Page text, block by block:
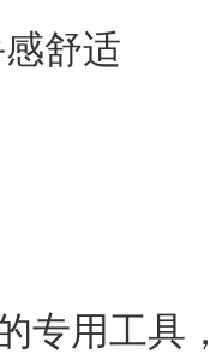
舒适
用工具